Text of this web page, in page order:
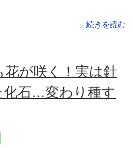
続きを読む
花が咲く！実は針
化石…変わり種す